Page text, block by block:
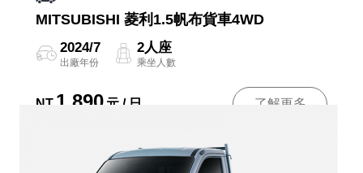
MITSUBISHI 菱利1.5帆布貨車4WD
2024/7
出廠年份
2人座
乘坐人數
NT 1,890 元 / 日 了解更多